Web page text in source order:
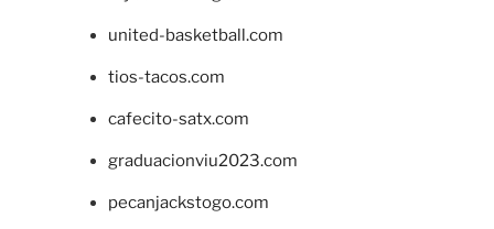
united-basketball.com
tios-tacos.com
cafecito-satx.com
graduacionviu2023.com
pecanjackstogo.com